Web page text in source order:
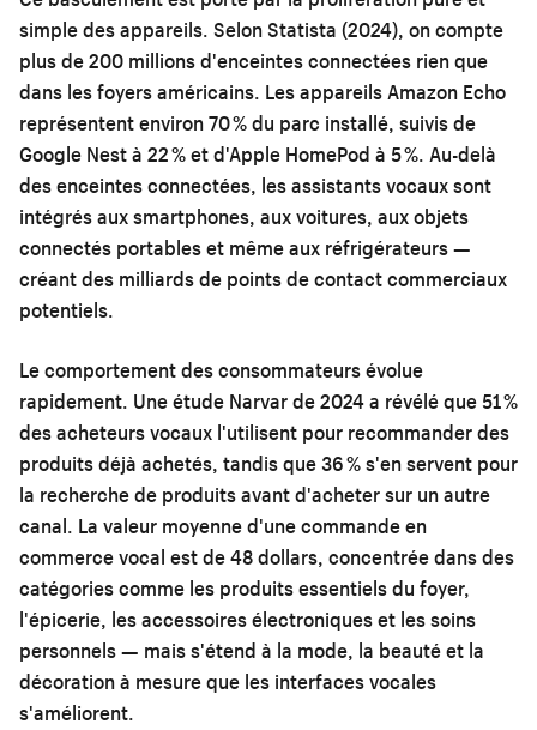
simple des appareils. Selon Statista (2024), on compte
plus de 200 millions d'enceintes connectées rien que
dans les foyers américains. Les appareils Amazon Echo
représentent environ 70 % du parc installé, suivis de
Google Nest à 22 % et d'Apple HomePod à 5 %. Au-delà
des enceintes connectées, les assistants vocaux sont
intégrés aux smartphones, aux voitures, aux objets
connectés portables et même aux réfrigérateurs —
créant des milliards de points de contact commerciaux
potentiels.
Le comportement des consommateurs évolue
rapidement. Une étude Narvar de 2024 a révélé que 51 %
des acheteurs vocaux l'utilisent pour recommander des
produits déjà achetés, tandis que 36 % s'en servent pour
la recherche de produits avant d'acheter sur un autre
canal. La valeur moyenne d'une commande en
commerce vocal est de 48 dollars, concentrée dans des
catégories comme les produits essentiels du foyer,
l'épicerie, les accessoires électroniques et les soins
personnels — mais s'étend à la mode, la beauté et la
décoration à mesure que les interfaces vocales
s'améliorent.